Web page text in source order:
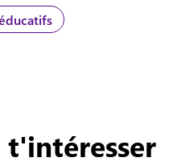
t'intéresser